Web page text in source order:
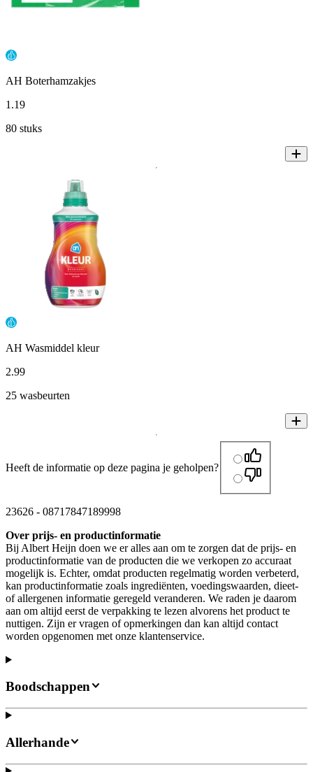
AH Boterhamzakjes
1 .19
80 stuks
AH Wasmiddel kleur
2.99
25 wasbeurten
Heeft de informatie op deze pagina je geholpen?
23626 - 08717847189998
Over prijs- en productinformatie
Bij Albert Heijn doen we er alles aan om te zorgen dat de prijs- en
productinformatie van de producten die we verkopen zo accuraat
mogelijk is. Echter, omdat producten regelmatig worden verbeterd,
kan productinformatie zoals ingrediënten, voedingswaarden, dieet-
of allergenen informatie geregeld veranderen. We raden je daarom
aan om altijd eerst de verpakking te lezen alvorens het product te
nuttigen. Zijn er vragen of opmerkingen dan kan altijd contact
worden opgenomen met onze klantenservice.
Boodschappen
Allerhande